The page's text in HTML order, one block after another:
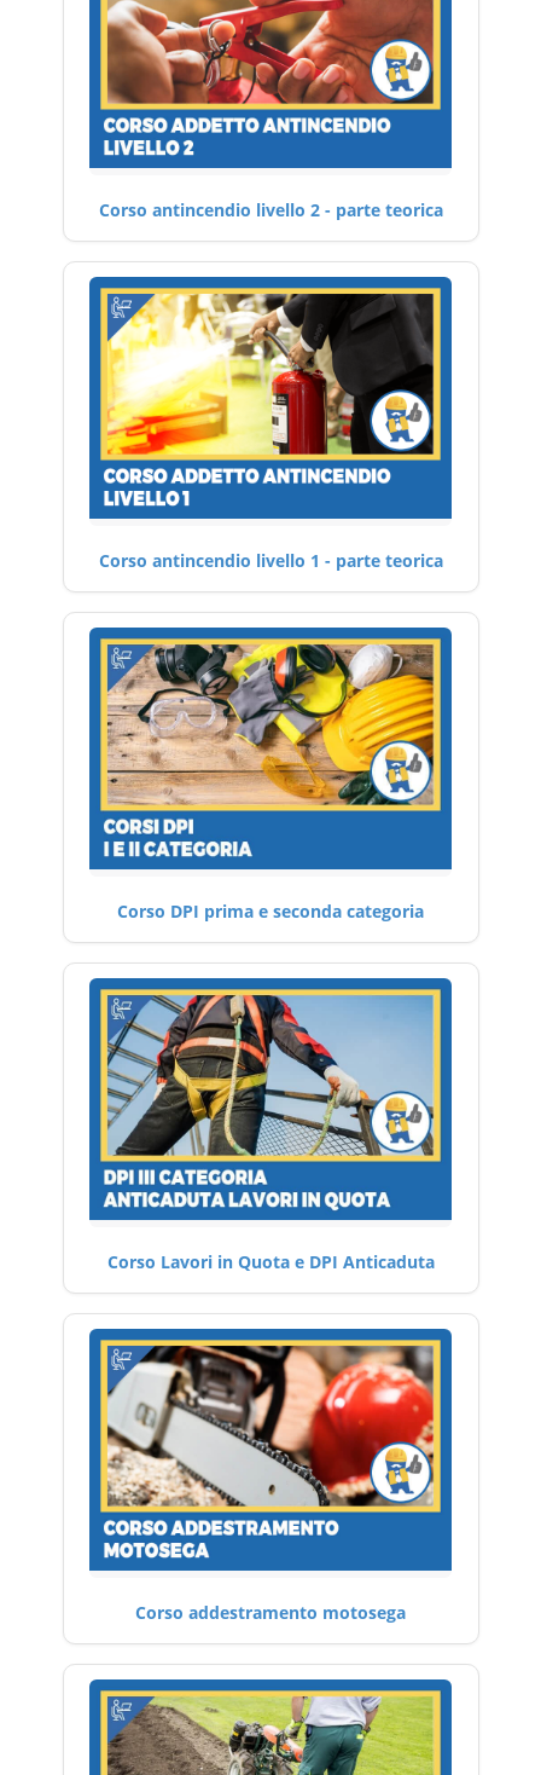
Corso antincendio livello 2 - parte teorica
Corso antincendio livello 1 - parte teorica
Corso DPI prima e seconda categoria
Corso Lavori in Quota e DPI Anticaduta
Corso addestramento motosega